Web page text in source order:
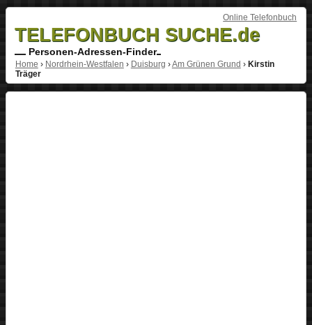
Online Telefonbuch
TELEFONBUCH SUCHE.de
Personen-Adressen-Finder
Home › Nordrhein-Westfalen › Duisburg ›Am Grünen Grund › Kirstin
Träger